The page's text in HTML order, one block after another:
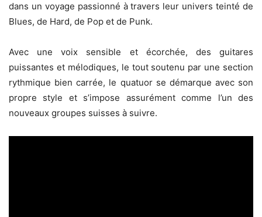
dans un voyage passionné à travers leur univers teinté de
Blues, de Hard, de Pop et de Punk.
Avec une voix sensible et écorchée, des guitares
puissantes et mélodiques, le tout soutenu par une section
rythmique bien carrée, le quatuor se démarque avec son
propre style et s’impose assurément comme l’un des
nouveaux groupes suisses à suivre.